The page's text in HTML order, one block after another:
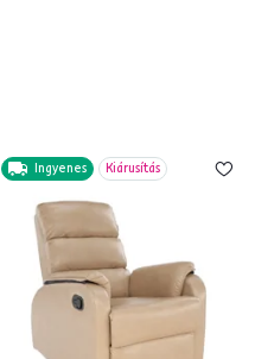
Ingyenes Kiárusítás